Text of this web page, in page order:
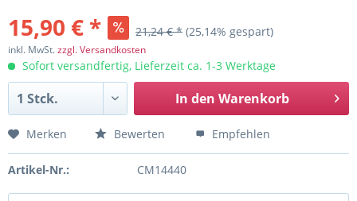
15,90 € * 21,24 € * (25,14% gespart)
inkl. MwSt.zzgl. Versandkosten
Sofort versandfertig, Lieferzeit ca. 1-3 Werktage
In den Warenkorb
Merken Bewerten Empfehlen
Artikel-Nr.: CM14440